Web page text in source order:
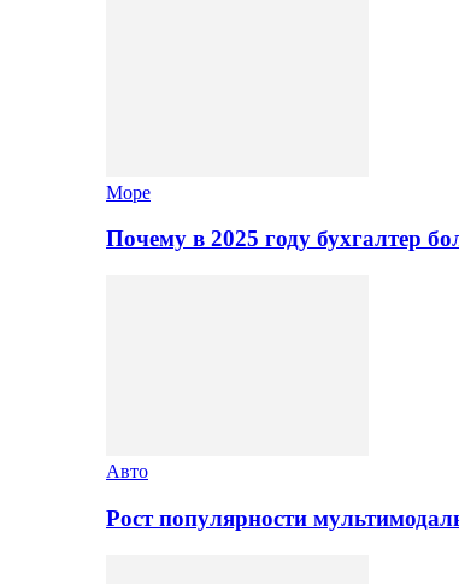
Море
Почему в 2025 году бухгалтер
Авто
Рост популярности